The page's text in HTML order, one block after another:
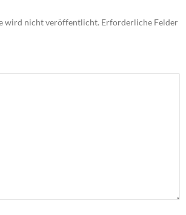
wird nicht veröffentlicht. Erforderliche Felder